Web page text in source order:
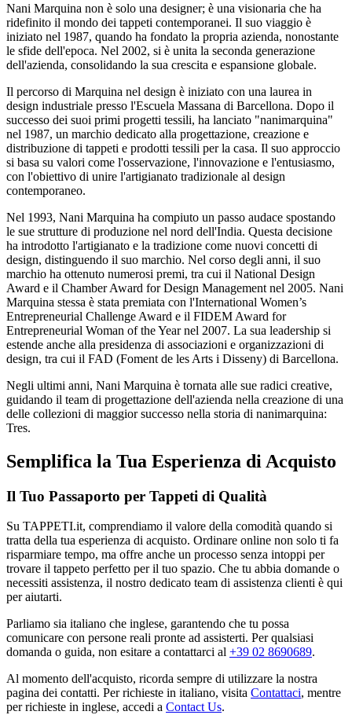
Nani Marquina non è solo una designer; è una visionaria che ha
ridefinito il mondo dei tappeti contemporanei. Il suo viaggio è
iniziato nel 1987, quando ha fondato la propria azienda, nonostante
le sfide dell'epoca. Nel 2002, si è unita la seconda generazione
dell'azienda, consolidando la sua crescita e espansione globale.
Il percorso di Marquina nel design è iniziato con una laurea in
design industriale presso l'Escuela Massana di Barcellona. Dopo il
successo dei suoi primi progetti tessili, ha lanciato "nanimarquina"
nel 1987, un marchio dedicato alla progettazione, creazione e
distribuzione di tappeti e prodotti tessili per la casa. Il suo approccio
si basa su valori come l'osservazione, l'innovazione e l'entusiasmo,
con l'obiettivo di unire l'artigianato tradizionale al design
contemporaneo.
Nel 1993, Nani Marquina ha compiuto un passo audace spostando
le sue strutture di produzione nel nord dell'India. Questa decisione
ha introdotto l'artigianato e la tradizione come nuovi concetti di
design, distinguendo il suo marchio. Nel corso degli anni, il suo
marchio ha ottenuto numerosi premi, tra cui il National Design
Award e il Chamber Award for Design Management nel 2005. Nani
Marquina stessa è stata premiata con l'International Women’s
Entrepreneurial Challenge Award e il FIDEM Award for
Entrepreneurial Woman of the Year nel 2007. La sua leadership si
estende anche alla presidenza di associazioni e organizzazioni di
design, tra cui il FAD (Foment de les Arts i Disseny) di Barcellona.
Negli ultimi anni, Nani Marquina è tornata alle sue radici creative,
guidando il team di progettazione dell'azienda nella creazione di una
delle collezioni di maggior successo nella storia di nanimarquina:
Tres.
Semplifica la Tua Esperienza di Acquisto
Il Tuo Passaporto per Tappeti di Qualità
Su TAPPETI.it, comprendiamo il valore della comodità quando si
tratta della tua esperienza di acquisto. Ordinare online non solo ti fa
risparmiare tempo, ma offre anche un processo senza intoppi per
trovare il tappeto perfetto per il tuo spazio. Che tu abbia domande o
necessiti assistenza, il nostro dedicato team di assistenza clienti è qui
per aiutarti.
Parliamo sia italiano che inglese, garantendo che tu possa
comunicare con persone reali pronte ad assisterti. Per qualsiasi
domanda o guida, non esitare a contattarci al +39 02 8690689.
Al momento dell'acquisto, ricorda sempre di utilizzare la nostra
pagina dei contatti. Per richieste in italiano, visita Contattaci, mentre
per richieste in inglese, accedi a Contact Us.